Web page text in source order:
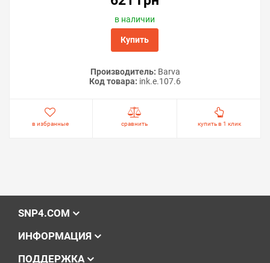
в наличии
Купить
Производитель: Barva
Код товара: ink.e.107.6
в избранные сравнить купить в 1 клик
SNP4.COM
ИНФОРМАЦИЯ
ПОДДЕРЖКА